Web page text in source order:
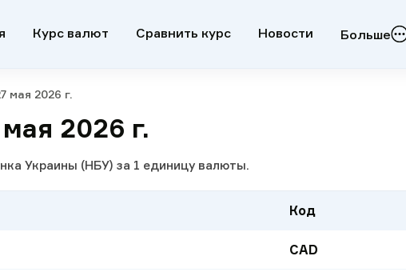
Курс валют Сравнить курс Новости Больше
мая 2026 г.
2026 г.
Украины (НБУ) за 1 единицу валюты.
Код
CAD